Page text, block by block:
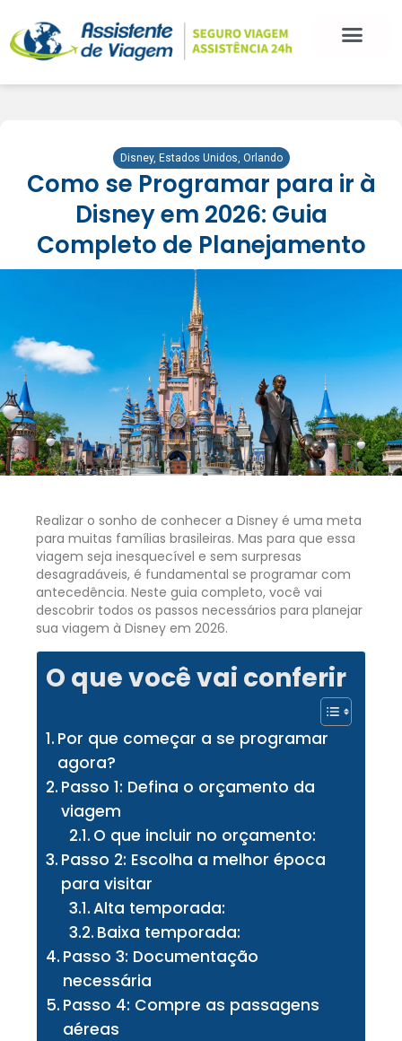
Disney, Estados Unidos, Orlando
Como se Programar para ir à
Disney em 2026: Guia
Completo de Planejamento
Realizar o sonho de conhecer a Disney é uma meta
para muitas famílias brasileiras. Mas para que essa
viagem seja inesquecível e sem surpresas
desagradáveis, é fundamental se programar com
antecedência. Neste guia completo, você vai
descobrir todos os passos necessários para planejar
sua viagem à Disney em 2026.
O que você vai conferir
Por que começar a se programar
agora?
Passo 1: Defina o orçamento da
viagem
O que incluir no orçamento:
Passo 2: Escolha a melhor época
para visitar
Alta temporada:
Baixa temporada:
Passo 3: Documentação
necessária
Passo 4: Compre as passagens
aéreas